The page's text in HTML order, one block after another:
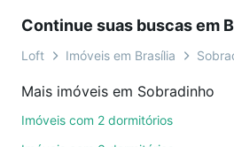
compromisso e você ainda
mil corretores e imobiliárias te
Como escolher um imóvel?
Continue suas buscas em
Loft Imóveis em Brasília
Mais imóveis em Sobradinho
Imóveis com 2 dormitórios